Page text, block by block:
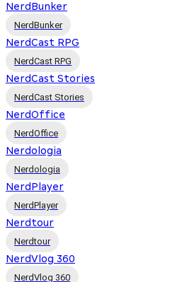
NerdBunker
NerdBunker
NerdCast RPG
NerdCast RPG
NerdCast Stories
NerdCast Stories
NerdOffice
NerdOffice
Nerdologia
Nerdologia
NerdPlayer
NerdPlayer
Nerdtour
Nerdtour
NerdVlog 360
NerdVlog 360